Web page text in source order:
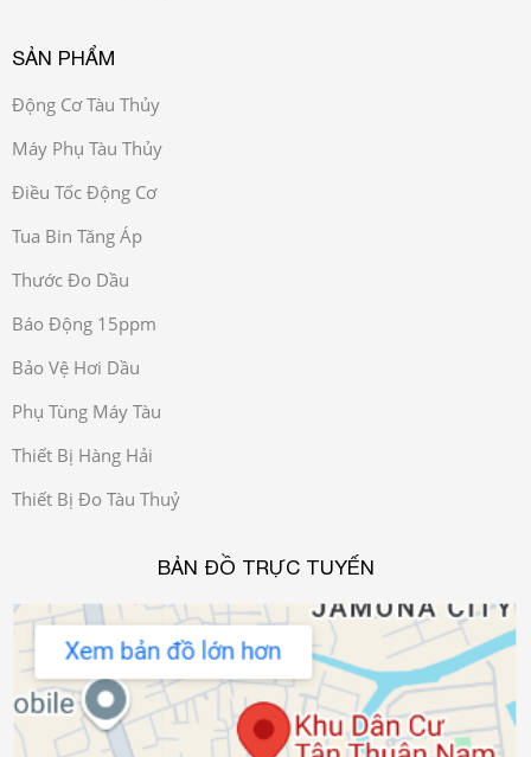
SẢN PHẨM
Động Cơ Tàu Thủy
Máy Phụ Tàu Thủy
Điều Tốc Động Cơ
Tua Bin Tăng Áp
Thước Đo Dầu
Báo Động 15ppm
Bảo Vệ Hơi Dầu
Phụ Tùng Máy Tàu
Thiết Bị Hàng Hải
Thiết Bị Đo Tàu Thuỷ
BẢN ĐỒ TRỰC TUYẾN